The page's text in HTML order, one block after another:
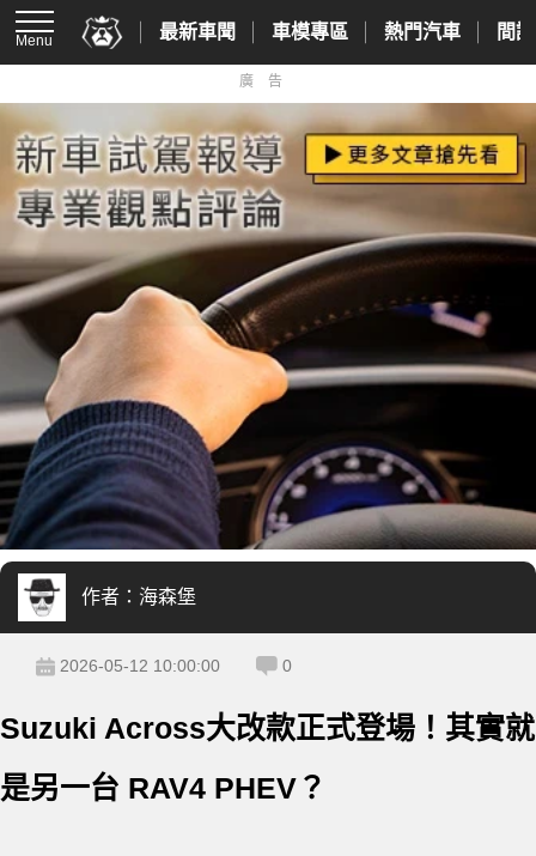
Menu 最新車聞 車模專區 熱門汽車 間
廣告
作者： 海森堡
2026-05-12 10:00:00 0
Suzuki Across大改款正式登場！其實就
是另一台 RAV4 PHEV？